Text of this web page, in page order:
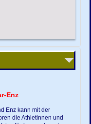
Enz
Enz kann mit der
die Athletinnen und